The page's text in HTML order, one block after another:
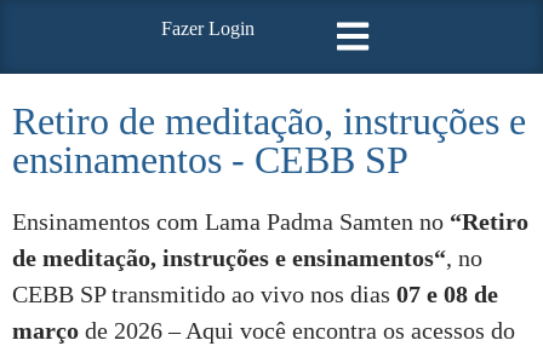
Fazer Login
Retiro de meditação, instruções e
ensinamentos - CEBB SP
Ensinamentos com Lama Padma Samten no “Retiro
de meditação, instruções e ensinamentos“, no
CEBB SP transmitido ao vivo nos dias 07 e 08 de
março de 2026 – Aqui você encontra os acessos do